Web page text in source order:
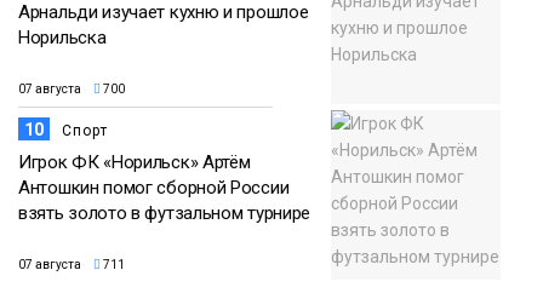
Арнальди изучает кухню и прошлое
Норильска
07 августа 700
10 Спорт
Игрок ФК «Норильск» Артём
Антошкин помог сборной России
взять золото в футзальном турнире
07 августа 711